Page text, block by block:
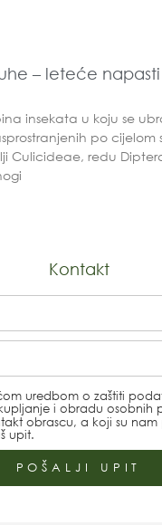
– leteće napasti
insekata u koju se
po cijelom
Culicideae, redu
Kontakt
uredbom o zaštiti
i obradu osobnih
obrascu, a koji su
upit.
POŠALJI UPIT